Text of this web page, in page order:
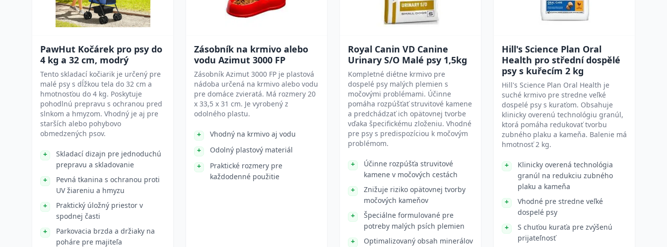
PawHut Kočárek pro psy do
4 kg a 32 cm, modrý
Tento skladací kočiarik je určený pre
malé psy s dĺžkou tela do 32 cm a
hmotnosťou do 4 kg. Poskytuje
pohodlnú prepravu s ochranou pred
slnkom a hmyzom. Vhodný je aj pre
starších alebo pohybovo
obmedzených psov.
Skladací dizajn pre jednoduchú
prepravu a skladovanie
Pevná tkanina s ochranou proti
UV žiareniu a hmyzu
Praktický úložný priestor v
spodnej časti
Parkovacia brzda a držiaky na
poháre pre majiteľa
Zásobník na krmivo alebo
vodu Azimut 3000 FP
Zásobník Azimut 3000 FP je plastová
nádoba určená na krmivo alebo vodu
pre domáce zvieratá. Má rozmery 20
x 33,5 x 31 cm. Je vyrobený z
odolného plastu.
Vhodný na krmivo aj vodu
Odolný plastový materiál
Praktické rozmery pre
každodenné použitie
Royal Canin VD Canine
Urinary S/O Malé psy 1,5kg
Kompletné diétne krmivo pre
dospelé psy malých plemien s
močovými problémami. Účinne
pomáha rozpúšťať struvitové kamene
a predchádzať ich opätovnej tvorbe
vďaka špecifickému zloženiu. Vhodné
pre psy s predispozíciou k močovým
problémom.
Účinne rozpúšťa struvitové
kamene v močových cestách
Znižuje riziko opätovnej tvorby
močových kameňov
Špeciálne formulované pre
potreby malých psích plemien
Optimalizovaný obsah minerálov
Hill's Science Plan Oral
Health pro střední dospělé
psy s kuřecím 2 kg
Hill's Science Plan Oral Health je
suché krmivo pre stredne veľké
dospelé psy s kuraťom. Obsahuje
klinicky overenú technológiu granúl,
ktorá pomáha redukovať tvorbu
zubného plaku a kameňa. Balenie má
hmotnosť 2 kg.
Klinicky overená technológia
granúl na redukciu zubného
plaku a kameňa
Vhodné pre stredne veľké
dospelé psy
S chuťou kuraťa pre zvýšenú
prijateľnosť